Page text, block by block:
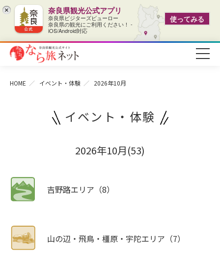
× 奈良県観光公式アプリ
奈良県ビジターズビューロー
奈良県の観光にご利用ください！ -
iOS/Android対応
使ってみる
HOME イベント・体験 2026年10月
イベント・体験
2026年10月(53)
吉野路エリア（8）
山の辺・飛鳥・橿原・宇陀エリア（7）